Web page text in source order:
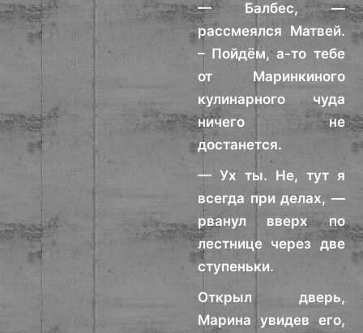
— Балбес, —
рассмеялся Матвей.
– Пойдём, а-то тебе
от Маринкиного
кулинарного чуда
ничего не
достанется.
— Ух ты. Не, тут я
всегда при делах, —
рванул вверх по
лестнице через две
ступеньки.
Открыл дверь,
Марина увидев его,